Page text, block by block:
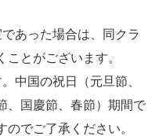
あった場合は、同クラ
とがございます。
中国の祝日（元旦節、
、国慶節、春節）期間で
でご了承ください。